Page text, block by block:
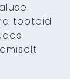
tooteid